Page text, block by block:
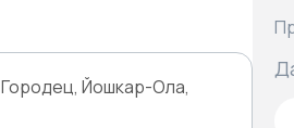
Йошкар-Ола,